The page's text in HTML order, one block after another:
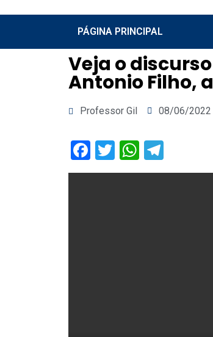
PÁGINA PRINCIPAL
Veja o
Antonio Filho,
Professor Gil 08/06/2022
Facebook
Twitter